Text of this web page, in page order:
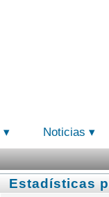
Noticias
Estadísticas